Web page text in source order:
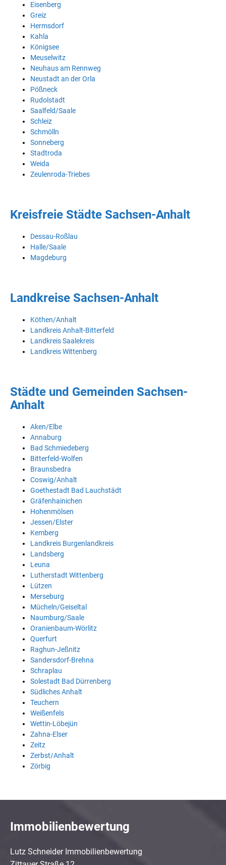
Eisenberg
Greiz
Hermsdorf
Kahla
Königsee
Meuselwitz
Neuhaus am Rennweg
Neustadt an der Orla
Pößneck
Rudolstadt
Saalfeld/Saale
Schleiz
Schmölln
Sonneberg
Stadtroda
Weida
Zeulenroda-Triebes
Kreisfreie Städte Sachsen-Anhalt
Dessau-Roßlau
Halle/Saale
Magdeburg
Landkreise Sachsen-Anhalt
Köthen/Anhalt
Landkreis Anhalt-Bitterfeld
Landkreis Saalekreis
Landkreis Wittenberg
Städte und Gemeinden Sachsen-
Anhalt
Aken/Elbe
Annaburg
Bad Schmiedeberg
Bitterfeld-Wolfen
Braunsbedra
Coswig/Anhalt
Goethestadt Bad Lauchstädt
Gräfenhainichen
Hohenmölsen
Jessen/Elster
Kemberg
Landkreis Burgenlandkreis
Landsberg
Leuna
Lutherstadt Wittenberg
Lützen
Merseburg
Mücheln/Geiseltal
Naumburg/Saale
Oranienbaum-Wörlitz
Querfurt
Raghun-Jeßnitz
Sandersdorf-Brehna
Schraplau
Solestadt Bad Dürrenberg
Südliches Anhalt
Teuchern
Weißenfels
Wettin-Löbejün
Zahna-Elser
Zeitz
Zerbst/Anhalt
Zörbig
Immobilienbewertung
Lutz Schneider Immobilienbewertung